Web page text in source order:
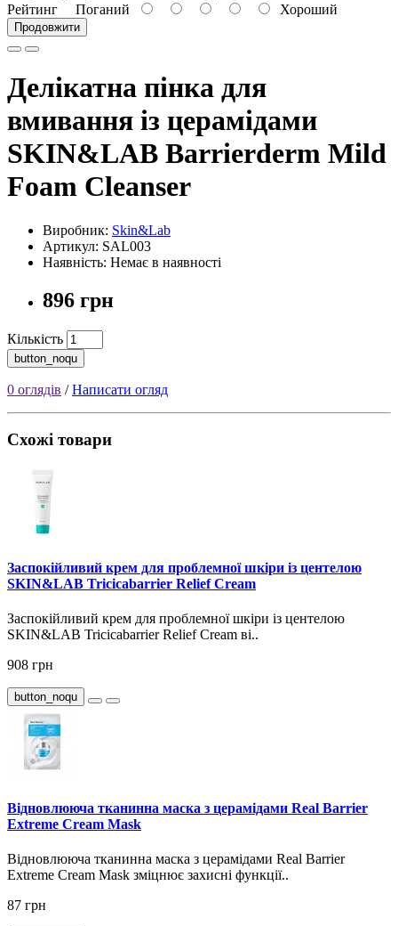
Рейтинг Поганий Хороший
Продовжити
Делікатна пінка для
вмивання із церамідами
SKIN&LAB Barrierderm Mild
Foam Cleanser
Виробник: Skin&Lab
Артикул: SAL003
Наявність: Немає в наявності
896 грн
Кількість
button_noqu
0 оглядів /Написати огляд
Схожі товари
Заспокійливий крем для проблемної шкіри із центелою
SKIN&LAB Tricicabarrier Relief Cream
Заспокійливий крем для проблемної шкіри із центелою
SKIN&LAB Tricicabarrier Relief Cream ві..
908 грн
button_noqu
Відновлююча тканинна маска з церамідами Real Barrier
Extreme Cream Mask
Відновлююча тканинна маска з церамідами Real Barrier
Extreme Cream Mask зміцнює захисні функції..
87 грн